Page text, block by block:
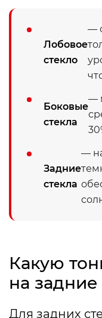
Лобовое
стекло
—
Боковые
стекла
—
Задние
стекла
—
Какую
на задние
Для задних